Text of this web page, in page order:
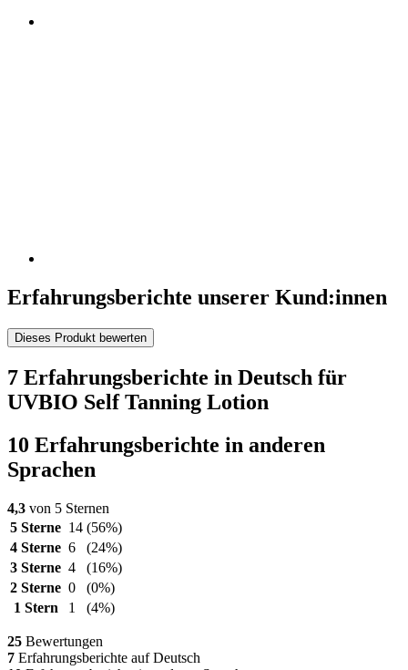
Erfahrungsberichte unserer Kund:innen
Dieses Produkt bewerten
7 Erfahrungsberichte in Deutsch für
UVBIO Self Tanning Lotion
10 Erfahrungsberichte in anderen
Sprachen
4,3 von 5 Sternen
5 Sterne 14 (56%)
4 Sterne 6
(24%)
3 Sterne 4
(16%)
2 Sterne 0
(0%)
1 Stern
1 (4%)
25 Bewertungen
7 Erfahrungsberichte auf Deutsch